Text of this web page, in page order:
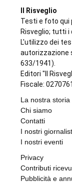
Il Risveglio
Testi e foto qui
Risveglio; tutti i
L'utilizzo dei
autorizzazione
633/1941).
Editori "Il
Fiscale:
La nostra storia
Chi siamo
Contatti
I nostri
I nostri eventi
Privacy
Contributi
Pubblicità e